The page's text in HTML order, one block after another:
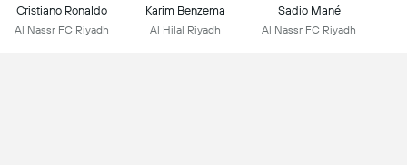
Cristiano Ronaldo
Al Nassr FC Riyadh
Karim Benzema
Al Hilal Riyadh
Sadio Mané
Al Nassr FC Riyadh